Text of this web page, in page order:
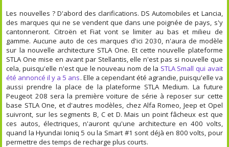
Les nouvelles ? D'abord des clarifications. DS Automobiles et Lancia,
des marques qui ne se vendent que dans une poignée de pays, s'y
cantonneront. Citroën et Fiat vont se limiter au bas et milieu de
gamme. Aucune auto de ces marques d'ici 2030, n'aura de modèle
sur la nouvelle architecture STLA One. Et cette nouvelle plateforme
STLA One mise en avant par Stellantis, elle n'est pas si nouvelle que
cela, puisqu'elle n'est que le nouveau nom de la STLA Small qui avait
été annoncé il y a 5 ans. Elle a cependant été agrandie, puisqu'elle va
aussi prendre la place de la plateforme STLA Medium. La future
Peugeot 208 sera la première voiture de série à reposer sur cette
base STLA One, et d'autres modèles, chez Alfa Romeo, Jeep et Opel
suivront, sur les segments B, C et D. Mais un point fâcheux est que
ces autos, électriques, n'auront qu'une architecture en 400 volts,
quand la Hyundai Ioniq 5 ou la Smart #1 sont déjà en 800 volts, pour
permettre des temps de recharge plus courts.